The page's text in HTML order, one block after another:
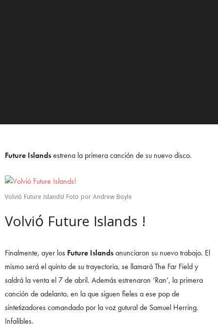
Future Islandsestrena la primera canción de su nuevo disco.
Volvió Future Islands! Foto por Andrew Boyle
Volvió Future Islands !
Finalmente, ayer los Future Islandsanunciaron su nuevo trabajo. El
mismo será el quinto de su trayectoria, se llamará The Far Field y
saldrá la venta el 7 de abril. Además estrenaron ‘Ran‘, la primera
canción de adelanto, en la que siguen fieles a ese pop de
sintetizadores comandado por la voz gutural de Samuel Herring.
Infalibles.